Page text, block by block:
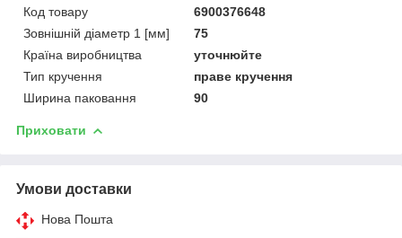
Код товару
6900376648
Зовнішній діаметр 1 [мм]
75
Країна виробництва
уточнюйте
Тип кручення
праве кручення
Ширина паковання
90
Приховати
Умови доставки
Нова Пошта